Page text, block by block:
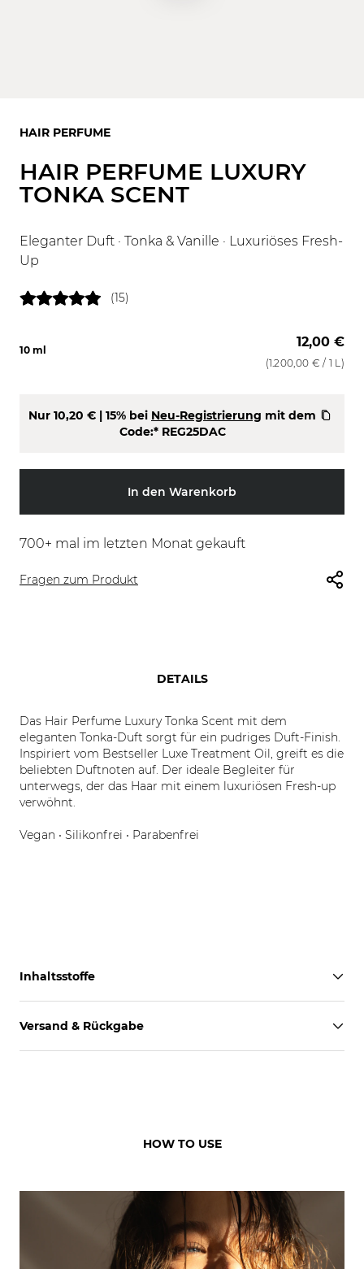
HAIR PERFUME
HAIR PERFUME LUXURY
TONKA SCENT
Eleganter Duft · Tonka & Vanille · Luxuriöses Fresh-
Up
(15)
12,00 €
(1.200,00 € / 1 L)
10 ml
Nur 10,20 € | 15% bei Neu-Registrierung mit dem
Code:* REG25DAC
In den Warenkorb
700+ mal im letzten Monat gekauft
Fragen zum Produkt
DETAILS
Das Hair Perfume Luxury Tonka Scent mit dem
eleganten Tonka-Duft sorgt für ein pudriges Duft-Finish.
Inspiriert vom Bestseller Luxe Treatment Oil, greift es die
beliebten Duftnoten auf. Der ideale Begleiter für
unterwegs, der das Haar mit einem luxuriösen Fresh-up
verwöhnt.
Vegan • Silikonfrei • Parabenfrei
Inhaltsstoffe
Versand & Rückgabe
HOW TO USE